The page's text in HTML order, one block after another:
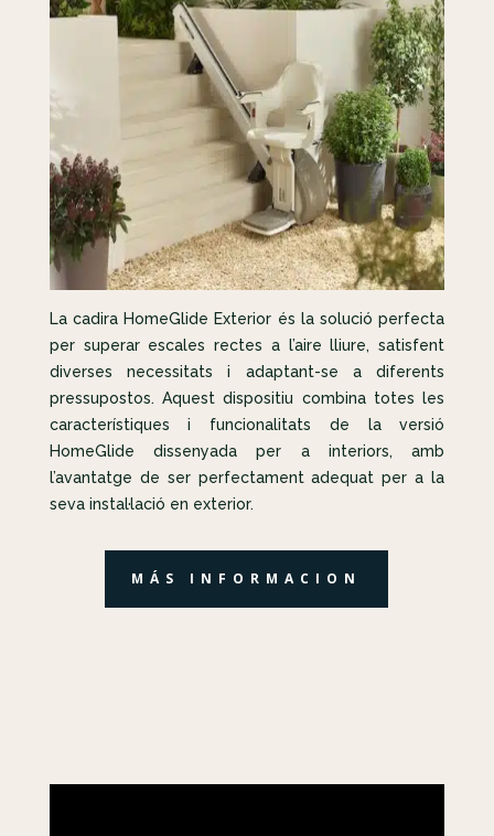
La cadira HomeGlide Exterior és la solució perfecta
per superar escales rectes a l’aire lliure, satisfent
diverses necessitats i adaptant-se a diferents
pressupostos. Aquest dispositiu combina totes les
característiques i funcionalitats de la versió
HomeGlide dissenyada per a interiors, amb
l’avantatge de ser perfectament adequat per a la
seva instal·lació en exterior.
MÁS INFORMACION